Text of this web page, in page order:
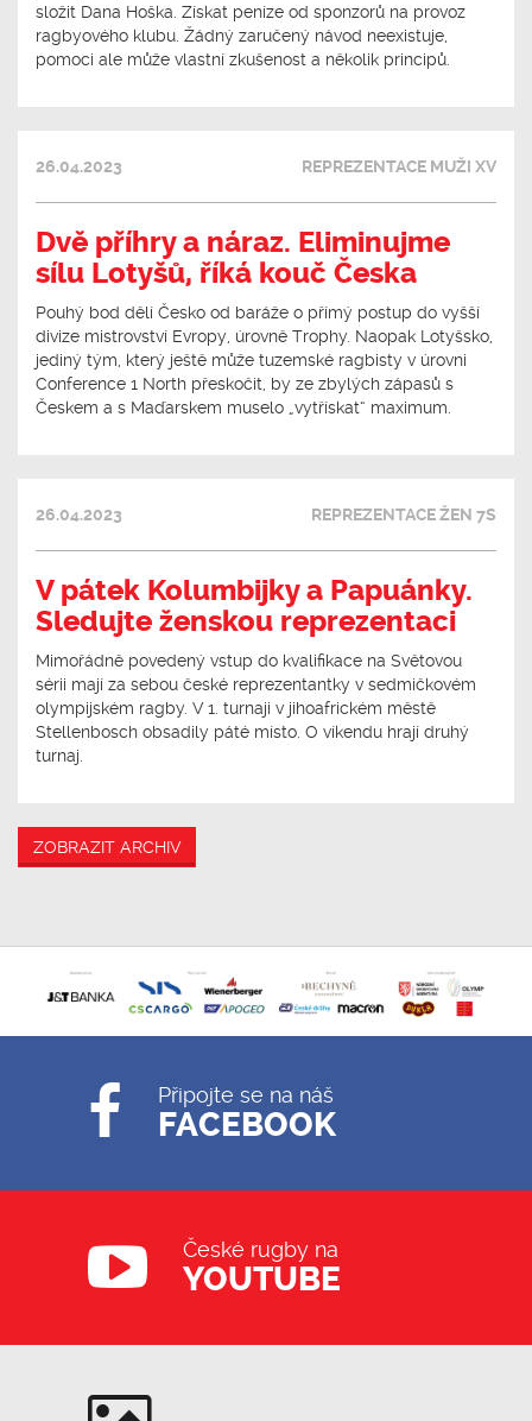
složit Dana Hoška. Získat peníze od sponzorů na provoz
ragbyového klubu. Žádný zaručený návod neexistuje,
pomoci ale může vlastní zkušenost a několik principů.
26.04.2023 REPREZENTACE MUŽI XV
Dvě příhry a náraz. Eliminujme
sílu Lotyšů, říká kouč Česka
Pouhý bod dělí Česko od baráže o přímý postup do vyšší
divize mistrovství Evropy, úrovně Trophy. Naopak Lotyšsko,
jediný tým, který ještě může tuzemské ragbisty v úrovni
Conference 1 North přeskočit, by ze zbylých zápasů s
Českem a s Maďarskem muselo „vytřískat“ maximum.
26.04.2023 REPREZENTACE ŽEN 7S
V pátek Kolumbijky a Papuánky.
Sledujte ženskou reprezentaci
Mimořádně povedený vstup do kvalifikace na Světovou
sérii mají za sebou české reprezentantky v sedmičkovém
olympijském ragby. V 1. turnaji v jihoafrickém městě
Stellenbosch obsadily páté místo. O víkendu hrají druhý
turnaj.
ZOBRAZIT ARCHIV
Připojte se na náš
FACEBOOK
České rugby na
YOUTUBE